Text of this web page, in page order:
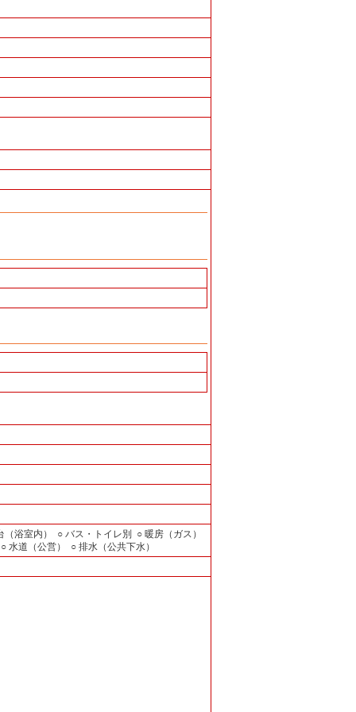
（浴室内） ○ バス・トイレ別
○ 暖房（ガス）
○ 水道（公営）
○ 排水（公共下水）